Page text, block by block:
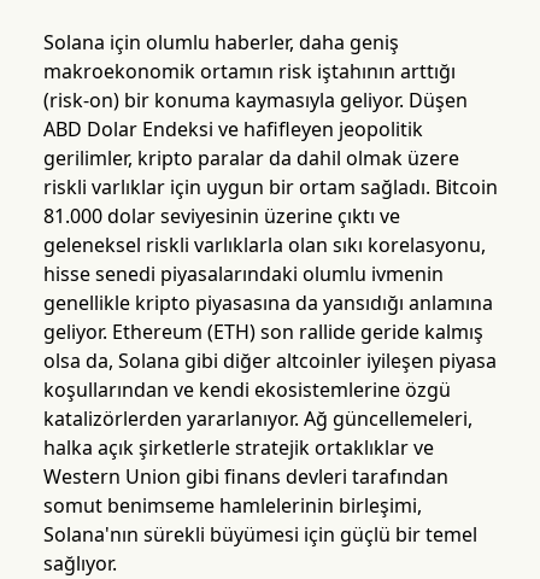
Solana için olumlu haberler, daha geniş
makroekonomik ortamın risk iştahının arttığı
(risk-on) bir konuma kaymasıyla geliyor. Düşen
ABD Dolar Endeksi ve hafifleyen jeopolitik
gerilimler, kripto paralar da dahil olmak üzere
riskli varlıklar için uygun bir ortam sağladı. Bitcoin
81.000 dolar seviyesinin üzerine çıktı ve
geleneksel riskli varlıklarla olan sıkı korelasyonu,
hisse senedi piyasalarındaki olumlu ivmenin
genellikle kripto piyasasına da yansıdığı anlamına
geliyor. Ethereum (ETH) son rallide geride kalmış
olsa da, Solana gibi diğer altcoinler iyileşen piyasa
koşullarından ve kendi ekosistemlerine özgü
katalizörlerden yararlanıyor. Ağ güncellemeleri,
halka açık şirketlerle stratejik ortaklıklar ve
Western Union gibi finans devleri tarafından
somut benimseme hamlelerinin birleşimi,
Solana'nın sürekli büyümesi için güçlü bir temel
sağlıyor.